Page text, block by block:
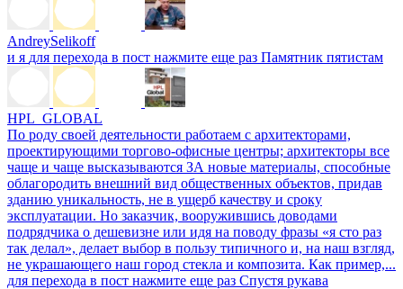
AndreySelikoff
и я для перехода в пост нажмите еще раз Памятник пятистам
HPL_GLOBAL
По роду своей деятельности работаем с архитекторами,
проектирующими торгово-офисные центры; архитекторы все
чаще и чаще высказываются ЗА новые материалы, способные
облагородить внешний вид общественных объектов, придав
зданию уникальность, не в ущерб качеству и сроку
эксплуатации. Но заказчик, вооружившись доводами
подрядчика о дешевизне или идя на поводу фразы «я сто раз
так делал», делает выбор в пользу типичного и, на наш взгляд,
не украшающего наш город стекла и композита. Как пример,...
для перехода в пост нажмите еще раз Спустя рукава